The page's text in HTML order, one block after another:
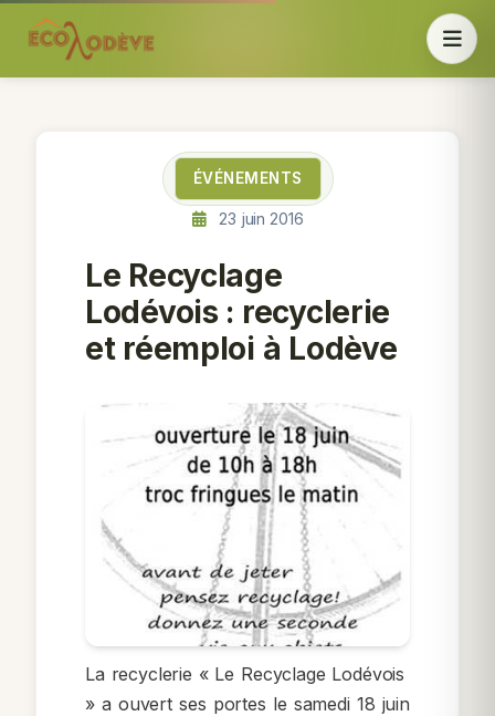
ÉVÉNEMENTS
23 juin 2016
Le Recyclage
Lodévois : recyclerie
et réemploi à Lodève
La recyclerie « Le Recyclage Lodévois
» a ouvert ses portes le samedi 18 juin